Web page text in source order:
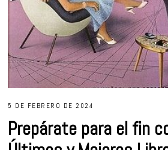
5 DE FEBRERO DE 2024
Prepárate para el fin